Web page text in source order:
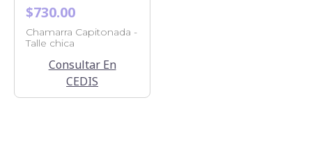
$730.00
Chamarra Capitonada -
Talle chica
Consultar En
CEDIS